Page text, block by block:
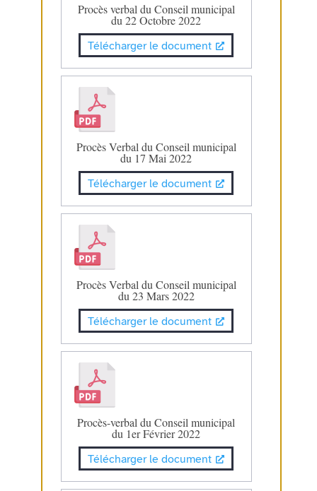
Procès verbal du Conseil municipal
du 22 Octobre 2022
Télécharger le document
Procès Verbal du Conseil municipal
du 17 Mai 2022
Télécharger le document
Procès Verbal du Conseil municipal
du 23 Mars 2022
Télécharger le document
Procès-verbal du Conseil municipal
du 1er Février 2022
Télécharger le document